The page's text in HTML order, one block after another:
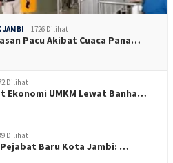
JAMBI 1726 Dilihat
Pacu Akibat Cuaca Pana…
Dilihat
Ekonomi UMKM Lewat Banha…
Dilihat
Baru Kota Jambi: …